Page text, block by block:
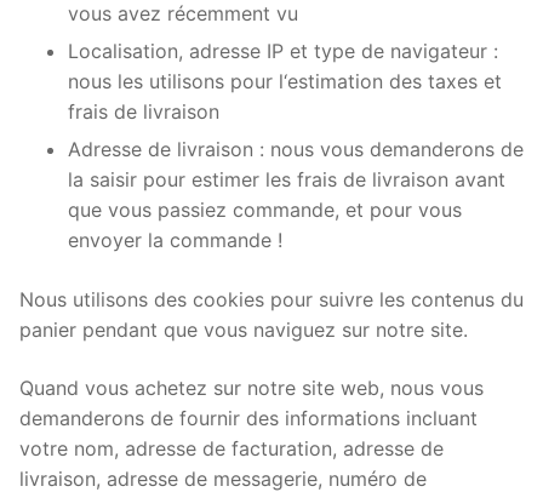
vous avez récemment vu
Localisation, adresse IP et type de navigateur :
nous les utilisons pour l‘estimation des taxes et
frais de livraison
Adresse de livraison : nous vous demanderons de
la saisir pour estimer les frais de livraison avant
que vous passiez commande, et pour vous
envoyer la commande !
Nous utilisons des cookies pour suivre les contenus du
panier pendant que vous naviguez sur notre site.
Quand vous achetez sur notre site web, nous vous
demanderons de fournir des informations incluant
votre nom, adresse de facturation, adresse de
livraison, adresse de messagerie, numéro de